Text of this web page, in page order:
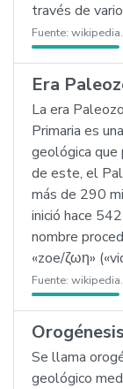
través de
Fuente:
Era
La era
Primaria es
geológica que
de este, el
más de 290
inició hace
nombre
«zoe/ζωη»
Fuente:
Orogénesis
Se llama
geológico